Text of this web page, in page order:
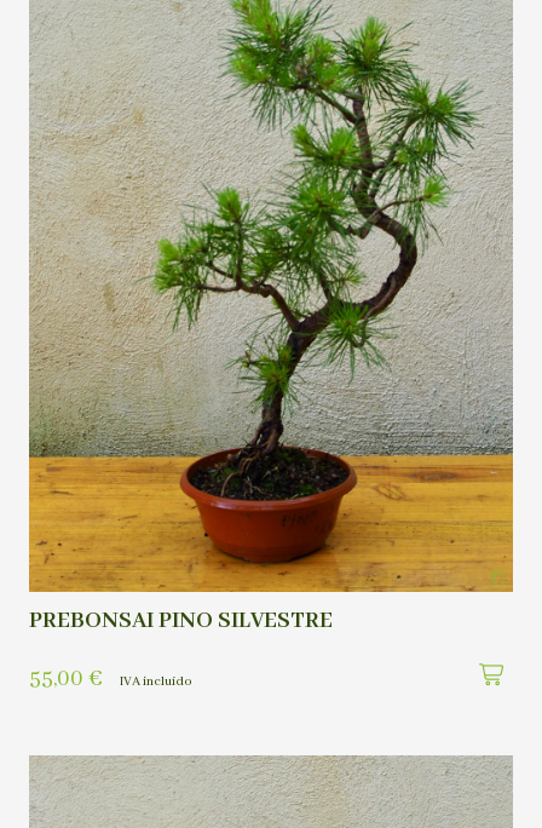
PREBONSAI PINO SILVESTRE
55,00 € IVA incluído